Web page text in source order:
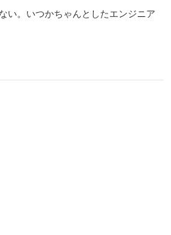
い。いつかちゃんとしたエンジニア